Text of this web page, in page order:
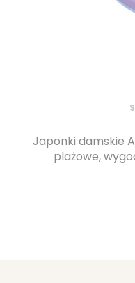
Japonki damskie
plażowe,